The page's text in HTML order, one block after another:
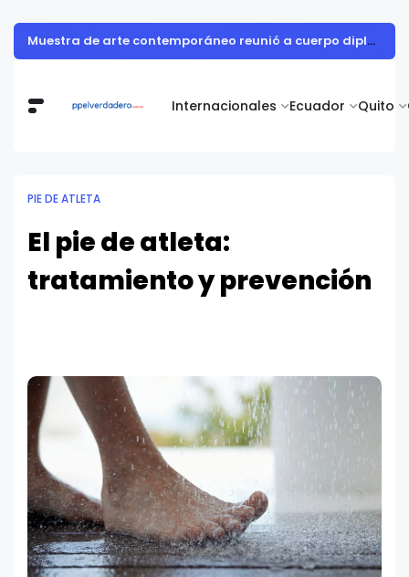
Internacionales Ecuador Quito
Muestra de arte contemporáneo reunió a cuerpo diplomático y artistas nacionales en la Academia Diplomática Galo Plaza
PIE DE ATLETA
El pie de atleta:
tratamiento y prevención